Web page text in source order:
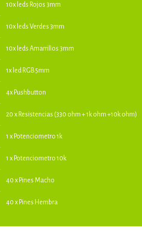
10x leds Rojos 3mm
10x leds Verdes 3mm
10x leds Amarrillos 3mm
1x led RGB 5mm
4x Pushbutton
20 x Resistencias (330 ohm + 1k ohm +10k ohm)
1 x Potenciometro 1k
1 x Potenciometro 10k
40 x Pines Macho
40 x Pines Hembra